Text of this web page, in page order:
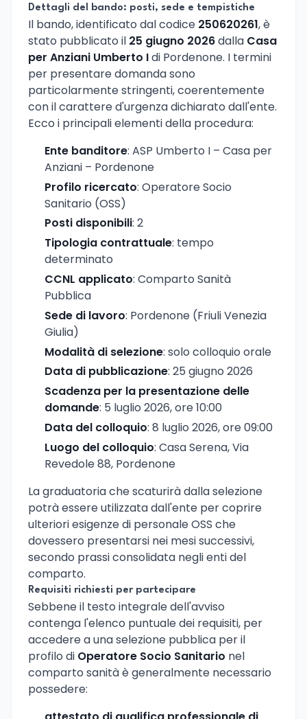
Dettagli del bando: posti, sede e tempistiche
Il bando, identificato dal codice 250620261, è
stato pubblicato il 25 giugno 2026dalla Casa
per Anziani Umberto Idi Pordenone. I termini
per presentare domanda sono
particolarmente stringenti, coerentemente
con il carattere d'urgenza dichiarato dall'ente.
Ecco i principali elementi della procedura:
Ente banditore: ASP Umberto I – Casa per
Anziani – Pordenone
Profilo ricercato: Operatore Socio
Sanitario (OSS)
Posti disponibili: 2
Tipologia contrattuale: tempo
determinato
CCNL applicato: Comparto Sanità
Pubblica
Sede di lavoro: Pordenone (Friuli Venezia
Giulia)
Modalità di selezione: solo colloquio orale
Data di pubblicazione: 25 giugno 2026
Scadenza per la presentazione delle
domande: 5 luglio 2026, ore 10:00
Data del colloquio: 8 luglio 2026, ore 09:00
Luogo del colloquio: Casa Serena, Via
Revedole 88, Pordenone
La graduatoria che scaturirà dalla selezione
potrà essere utilizzata dall'ente per coprire
ulteriori esigenze di personale OSS che
dovessero presentarsi nei mesi successivi,
secondo prassi consolidata negli enti del
comparto.
Requisiti richiesti per partecipare
Sebbene il testo integrale dell'avviso
contenga l'elenco puntuale dei requisiti, per
accedere a una selezione pubblica per il
profilo di Operatore Socio Sanitario nel
comparto sanità è generalmente necessario
possedere: